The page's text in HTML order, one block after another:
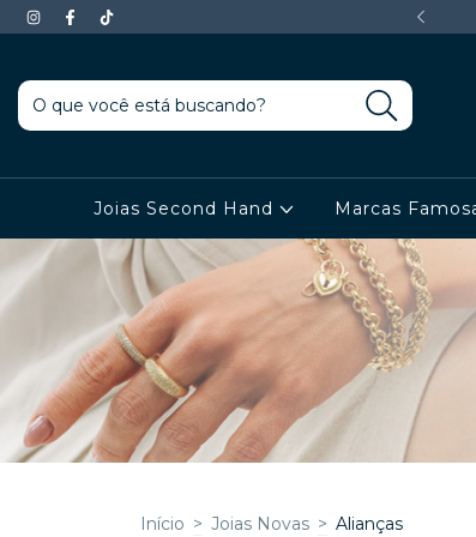
TODOS OS PRODUTOS
Joias Second Hand Marcas
Início > Joias Novas > Alianças